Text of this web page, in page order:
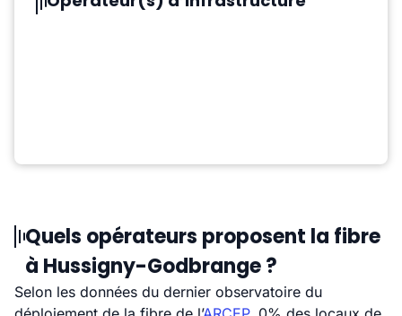
Quels opérateurs proposent la fibre
à Hussigny-Godbrange ?
Selon les données du dernier observatoire du